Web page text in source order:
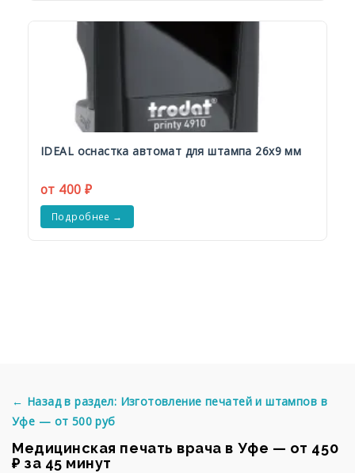
IDEAL оснастка автомат для штампа 26х9 мм
от 400 ₽
Подробнее →
← Назад в раздел: Изготовление печатей и штампов в
Уфе — от 500 руб
Медицинская печать врача в Уфе — от 450
₽ за 45 минут